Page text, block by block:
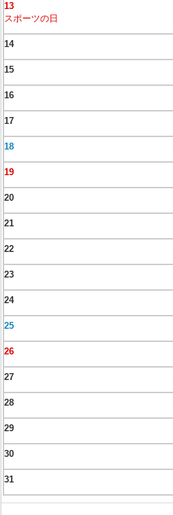
13
スポーツの日
14
15
16
17
18
19
20
21
22
23
24
25
26
27
28
29
30
31